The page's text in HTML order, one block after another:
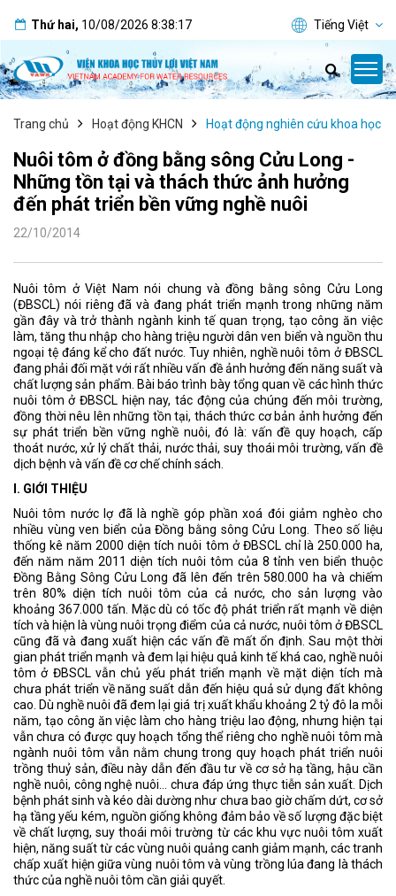
Thứ hai, 10/08/2026 8:38:18 Tiếng Việt
Trang chủ Hoạt động KHCN Hoạt động nghiên cứu khoa học
Nuôi tôm ở đồng bằng sông Cửu Long -
Những tồn tại và thách thức ảnh hưởng
đến phát triển bền vững nghề nuôi
22/10/2014
Nuôi tôm ở Việt Nam nói chung và đồng bằng sông Cửu Long
(ĐBSCL) nói riêng đã và đang phát triển mạnh trong những năm
gần đây và trở thành ngành kinh tế quan trọng, tạo công ăn việc
làm, tăng thu nhập cho hàng triệu người dân ven biển và nguồn thu
ngoại tệ đáng kể cho đất nước. Tuy nhiên, nghề nuôi tôm ở ĐBSCL
đang phải đối mặt với rất nhiều vấn đề ảnh hưởng đến năng suất và
chất lượng sản phẩm. Bài báo trình bày tổng quan về các hình thức
nuôi tôm ở ĐBSCL hiện nay, tác động của chúng đến môi trường,
đồng thời nêu lên những tồn tại, thách thức cơ bản ảnh hưởng đến
sự phát triển bền vững nghề nuôi, đó là: vấn đề quy hoạch, cấp
thoát nước, xử lý chất thải, nước thải, suy thoái môi trường, vấn đề
dịch bệnh và vấn đề cơ chế chính sách.
I. GIỚI THIỆU
Nuôi tôm nước lợ đã là nghề góp phần xoá đói giảm nghèo cho
nhiều vùng ven biển của Đồng bằng sông Cửu Long. Theo số liệu
thống kê năm 2000 diện tích nuôi tôm ở ĐBSCL chỉ là 250.000 ha,
đến năm năm 2011 diện tích nuôi tôm của 8 tỉnh ven biển thuộc
Đồng Bằng Sông Cửu Long đã lên đến trên 580.000 ha và chiếm
trên 80% diện tích nuôi tôm của cả nước, cho sản lượng vào
khoảng 367.000 tấn. Mặc dù có tốc độ phát triển rất mạnh về diện
tích và hiện là vùng nuôi trọng điểm của cả nước, nuôi tôm ở ĐBSCL
cũng đã và đang xuất hiện các vấn đề mất ổn định. Sau một thời
gian phát triển mạnh và đem lại hiệu quả kinh tế khá cao, nghề nuôi
tôm ở ĐBSCL vẫn chủ yếu phát triển mạnh về mặt diện tích mà
chưa phát triển về năng suất dẫn đến hiệu quả sử dụng đất không
cao. Dù nghề nuôi đã đem lại giá trị xuất khẩu khoảng 2 tỷ đô la mỗi
năm, tạo công ăn việc làm cho hàng triệu lao động, nhưng hiện tại
vẫn chưa có được quy hoạch tổng thể riêng cho nghề nuôi tôm mà
ngành nuôi tôm vẫn nằm chung trong quy hoạch phát triển nuôi
trồng thuỷ sản, điều này dẫn đến đầu tư về cơ sở hạ tầng, hậu cần
nghề nuôi, công nghệ nuôi... chưa đáp ứng thực tiễn sản xuất. Dịch
bệnh phát sinh và kéo dài dường như chưa bao giờ chấm dứt, cơ sở
hạ tầng yếu kém, nguồn giống không đảm bảo về số lượng đặc biệt
về chất lượng, suy thoái môi trường từ các khu vực nuôi tôm xuất
hiện, năng suất từ các vùng nuôi quảng canh giảm mạnh, các tranh
chấp xuất hiện giữa vùng nuôi tôm và vùng trồng lúa đang là thách
thức của nghề nuôi tôm cần giải quyết.